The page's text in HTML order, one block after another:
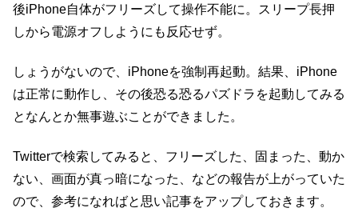
後iPhone自体がフリーズして操作不能に。スリープ長押
しから電源オフしようにも反応せず。
しょうがないので、iPhoneを強制再起動。結果、iPhone
は正常に動作し、その後恐る恐るパズドラを起動してみる
となんとか無事遊ぶことができました。
Twitterで検索してみると、フリーズした、固まった、動か
ない、画面が真っ暗になった、などの報告が上がっていた
ので、参考になればと思い記事をアップしておきます。